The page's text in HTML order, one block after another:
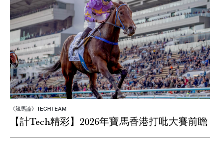
《競馬論》TECHTEAM
【計Tech精彩】2026年寶馬香港打吡大賽前瞻